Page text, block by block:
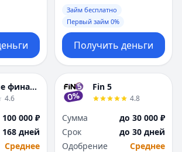
П
Пенза
Пермь
Р
Ростов-на-Дону
Рязань
С
Самара
Санкт-Петербург
Саратов
П
Пенза
Пермь
Р
Ростов-на-Дону
Рязань
С
Самара
Санкт-Петербург
Саратов
Займ бесплатно
Первый займ 0%
Получить деньги
Целевые финансы
4.6
000 ₽
дней
Среднее
Fin 5
4.8
Сумма
до 30 000 ₽
Срок
до 30 дней
Одобрение
Среднее